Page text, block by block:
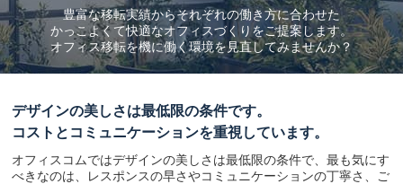
豊富な移転実績からそれぞれの働き方に合わせた
かっこよくて快適なオフィスづくりをご提案します。
オフィス移転を機に働く環境を見直してみませんか？
デザインの美しさは最低限の条件です。
コストとコミュニケーションを重視しています。
オフィスコムではデザインの美しさは最低限の条件で、最も気にす
べきなのは、レスポンスの早さやコミュニケーションの丁寧さ、ご